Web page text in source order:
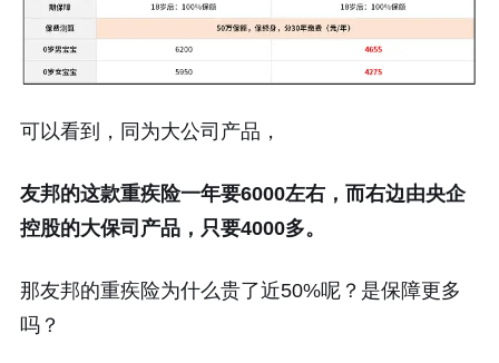
可以看到，同为大公司产品，
友邦的这款重疾险一年要6000左右，而右边由央企
控股的大保司产品，只要4000多。
那友邦的重疾险为什么贵了近50%呢？是保障更多
吗？